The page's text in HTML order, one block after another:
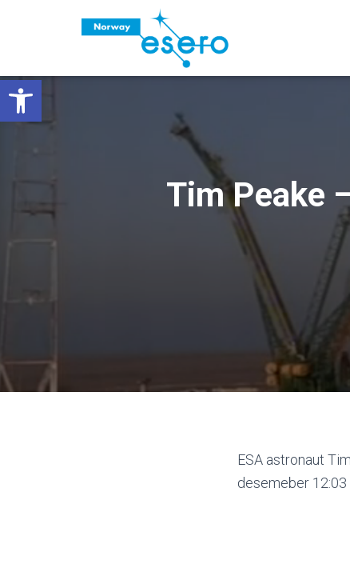
Vis verktøylinjen
Tim Peake
ESA astronaut
desemeber